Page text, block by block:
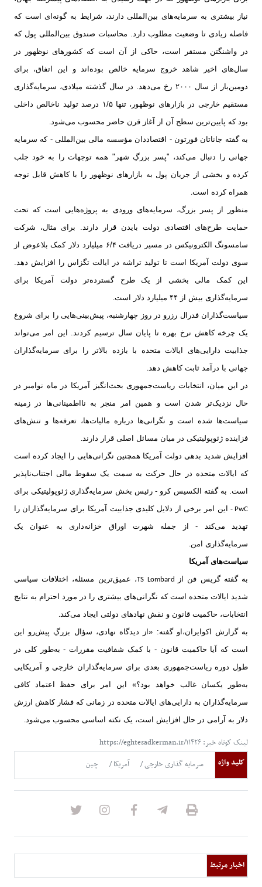
نیاز بیشتری به سرمایه‌های بین‌المللی دارند، شرایط به گونه‌ای است که
فاصله زیادی تا وضعیت مطلوب دارد. محاسبات صندوق بین‌المللی پول که
در واشنگتن مستقر است، حاکی از آن است که کشورهای نوظهور در
سال‌های اخیر شاهد خروج سرمایه خالص بوده‌اند و این اتفاق، برای
دومین‌بار از سال ۲۰۰۰ رخ می‌دهد. در سال گذشته میلادی، سرمایه‌گذاری
مستقیم خارجی در بازارهای نوظهور، تنها ۱/۵ درصد تولید ناخالص داخلی
بود که پایین‌ترین سطح آن از آغاز قرن حاضر محسوب می‌شود.
به گفته جاناتان فورتون - اقتصاددان مؤسسه مالی بین‌المللی - که سرمایه
جهانی را دنبال می‌کند، "پسر بزرگِ شهر" همه توجهات را به خود جلب
کرده و بخشی از جریان پول به بازارهای نوظهور را با کاهش قابل توجه
همراه کرده است.
منظور از پسر بزرگ، سرمایه‌های ورودی به پروژه‌هایی است که تحت
حمایت طرح‌های اقتصادی دولت بایدن قرار دارند. برای مثال، شرکت
سامسونگ الکترونیکس در مسیر دریافت ۶/۴ میلیارد دلار کمک بلاعوض از
سوی دولت آمریکا است تا تولید تراشه در ایالت تگزاس را افزایش دهد.
این کمک مالی بخشی از یک طرح گسترده‌تر دولت ‌آمریکا برای
سرمایه‌گذاری بیش از ۴۴ میلیارد دلار است
.
سیاست‌گذاران فدرال رزرو در روز چهارشنبه، پیش‌بینی‌هایی را برای شروع
یک چرخه کاهش نرخ بهره تا پایان سال ترسیم کردند. این امر می‌تواند
جذابیت دارایی‌های ایالات متحده با بازده بالاتر را برای سرمایه‌گذاران
جهانی با درآمد ثابت کاهش دهد.
در این میان، انتخابات ریاست‌جمهوری بحث‌انگیز آمریکا در ماه نوامبر در
حال نزدیک‌تر شدن است و همین امر منجر به نااطمینانی‌ها در زمینه
سیاست‌ها شده است و نگرانی‌ها درباره مالیات‌ها، تعرفه‌ها و تنش‌های
فزاینده ژئوپولیتیکی در میان مسائل اصلی قرار دارند.
افزایش شدید بدهی دولت آمریکا همچنین نگرانی‌هایی را ایجاد کرده است
که ایالات متحده در حال حرکت به سمت یک سقوط مالی اجتناب‌ناپذیر
است. به گفته الکسیس کرو - رئیس بخش سرمایه‌گذاری ژئوپولیتیکی برای
PwC -
این امر برخی از دلایل کلیدی جذابیت آمریکا برای سرمایه‌گذاران را
تهدید می‌کند - از جمله شهرت اوراق خزانه‌داری به عنوان یک
سرمایه‌گذاری امن.
سیاست‌های آمریکا
به گفته گریس فن از
، عمیق‌ترین مسئله، اختلافات سیاسی
شدید ایالات متحده است که نگرانی‌های بیشتری را در مورد احترام به نتایج
انتخابات، حاکمیت قانون و نقش نهادهای دولتی ایجاد می‌کند.
به گزارش اکوایران،او گفته: «از دیدگاه نهادی، سؤال بزرگِ پیش‌رو این
است که آیا حاکمیت قانون - با کمک شفافیت مقررات - به‌طور کلی در
طول دوره ریاست‌جمهوری بعدی برای سرمایه‌گذاران خارجی و آمریکایی
به‌طور یکسان غالب خواهد بود؟» این امر برای حفظ اعتماد کافی
سرمایه‌گذاران به دارایی‌های ایالات متحده در زمانی که فشار کاهش ارزش
دلار به آرامی در حال افزایش است، یک نکته اساسی محسوب می‌شود.
لینک کوتاه خبر: https://eghtesadkerman.ir/۱۱۴۲۶
کلید واژه
سرمایه گذاری خارجی آمریکا چین
اخبار مرتبط